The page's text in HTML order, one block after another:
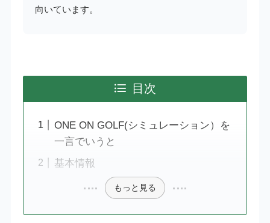
向いています。
目次
ONE ON GOLF(シミュレーション）を
一言でいうと
基本情報
もっと見る